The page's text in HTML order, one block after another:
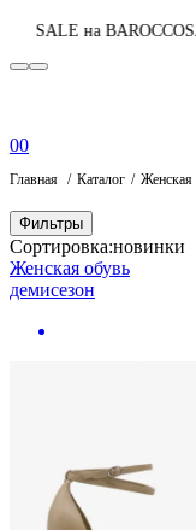
SALE на
00
Главная Каталог Женская
Фильтры
Сортировка:новинки
Женская обувь
демисезон